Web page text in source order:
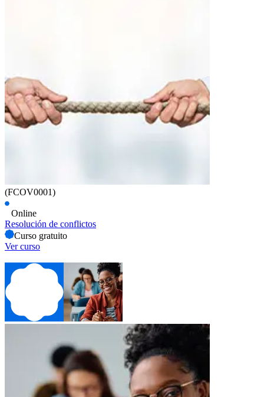
(FCOV0001)
Online
Resolución de conflictos
Curso gratuito
Ver curso